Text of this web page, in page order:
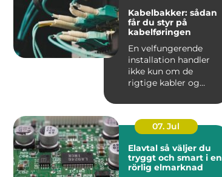
Kabelbakker: sådan
får du styr på
kabelføringen
En velfungerende
installation handler
ikke kun om de
rigtige kabler og
gennemført kab...
07. Jul
Elavtal så väljer du
tryggt och smart i en
rörlig elmarknad